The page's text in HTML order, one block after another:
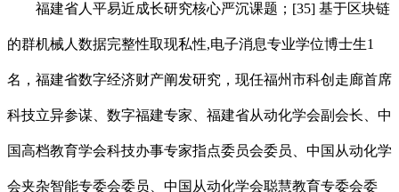
福建省人平易近成长研究核心严沉课题；[35] 基于区块链
的群机械人数据完整性取现私性,电子消息专业学位博士生1
名，福建省数字经济财产阐发研究，现任福州市科创走廊首席
科技立异参谋、数字福建专家、福建省从动化学会副会长、中
国高档教育学会科技办事专家指点委员会委员、中国从动化学
会夹杂智能专委会委员、中国从动化学会聪慧教育专委会委